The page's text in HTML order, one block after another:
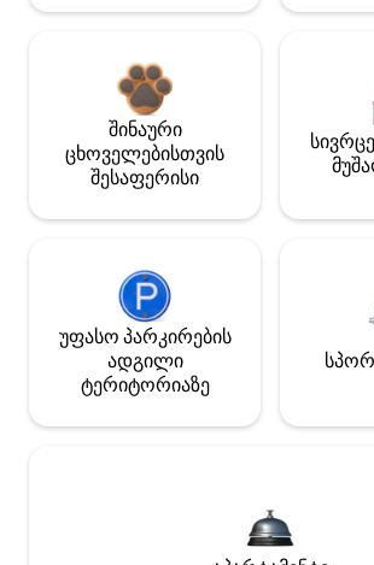
შინაური
ცხოველებისთვის
შესაფერისი
უფასო პარკირების
ადგილი
ტერიტორიაზე